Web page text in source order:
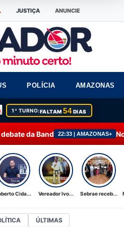
JUSTIÇA ANUNCIE
POLÍCIA AMAZONAS
1º TURNO:FALTAM54DIAS
| AMAZONAS+ No primeiro debate,
Cida... Vereador Ivo... Sebrae receb...
ÚLTIMAS